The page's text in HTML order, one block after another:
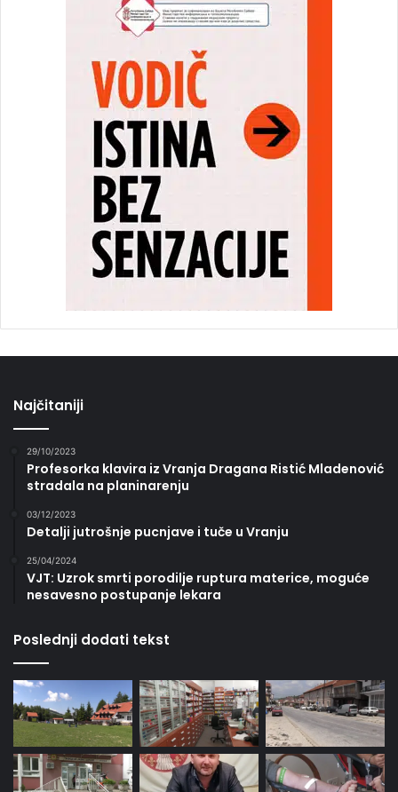
Najčitaniji
29/10/2023
Profesorka klavira iz Vranja Dragana Ristić Mladenović
stradala na planinarenju
03/12/2023
Detalji jutrošnje pucnjave i tuče u Vranju
25/04/2024
VJT: Uzrok smrti porodilje ruptura materice, moguće
nesavesno postupanje lekara
Poslednji dodati tekst